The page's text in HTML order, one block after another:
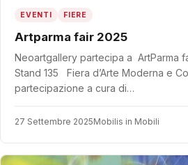
EVENTI FIERE
Artparma fair 2025
Neoartgallery partecipa a ArtParma
Stand 135 Fiera d’Arte Moderna e
partecipazione a cura di…
27 Settembre 2025Mobilis in Mobili